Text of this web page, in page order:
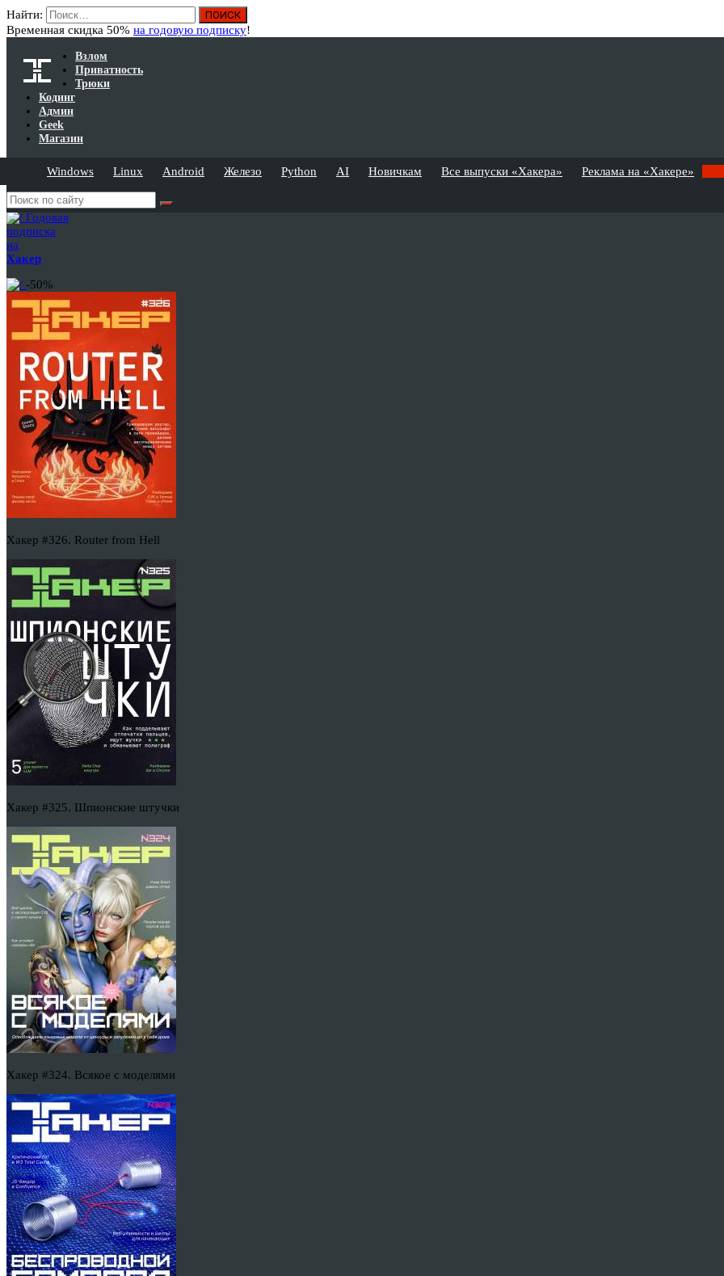
Найти:
Временная скидка 50% на годовую подписку!
Взлом
Приватность
Трюки
Кодинг
Админ
Geek
Магазин
Windows Linux Android Железо Python AI Новичкам Все выпуски «Хакера» Реклама на «Хакере»
Годовая
подписка
на
Хакер
-50%
Хакер #326. Router from Hell
Хакер #325. Шпионские штучки
Хакер #324. Всякое с моделями